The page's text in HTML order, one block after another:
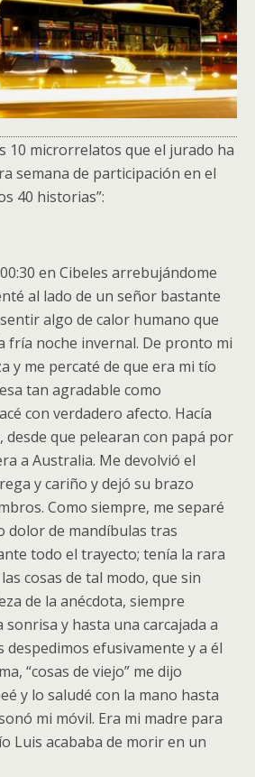
10 microrrelatos que el jurado ha
semana de participación en el
40 historias”:
en Cibeles arrebujándome
al lado de un señor bastante
algo de calor humano que
fría noche invernal. De pronto mi
y me percaté de que era mi tío
tan agradable como
con verdadero afecto. Hacía
desde que pelearan con papá por
a Australia. Me devolvió el
y cariño y dejó su brazo
Como siempre, me separé
dolor de mandíbulas tras
todo el trayecto; tenía la rara
cosas de tal modo, que sin
de la anécdota, siempre
y hasta una carcajada a
efusivamente y a él
“cosas de viejo” me dijo
y lo saludé con la mano hasta
mi móvil. Era mi madre para
Luis acababa de morir en un